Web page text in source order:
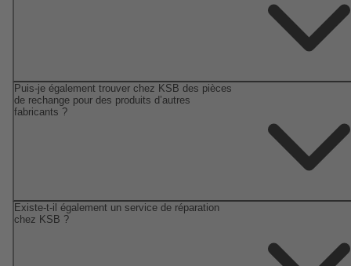
Puis-je également trouver chez KSB des pièces
de rechange pour des produits d’autres
fabricants ?
Existe-t-il également un service de réparation
chez KSB ?